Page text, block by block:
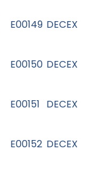
E00149 DECEX
E00150 DECEX
E00151 DECEX
E00152 DECEX